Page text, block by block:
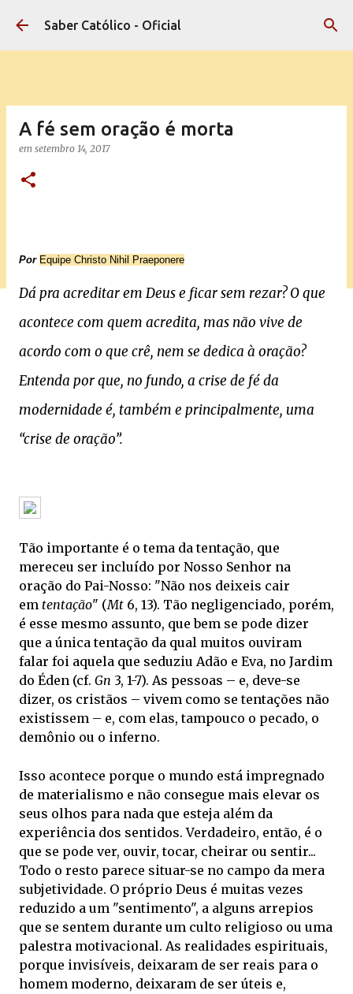
Pular para o conteúdo principal
Saber Católico - Oficial
A fé sem oração é morta
em setembro 14, 2017
Por Equipe Christo Nihil Praeponere
Dá pra acreditar em Deus e ficar sem rezar? O que
acontece com quem acredita, mas não vive de
acordo com o que crê, nem se dedica à oração?
Entenda por que, no fundo, a crise de fé da
modernidade é, também e principalmente, uma
“crise de oração”.
Tão importante é o tema da tentação, que
mereceu ser incluído por Nosso Senhor na
oração do Pai-Nosso: "Não nos deixeis cair
em tentação" (Mt 6, 13). Tão negligenciado, porém,
é esse mesmo assunto, que bem se pode dizer
que a única tentação da qual muitos ouviram
falar foi aquela que seduziu Adão e Eva, no Jardim
do Éden (cf. Gn 3, 1-7). As pessoas – e, deve-se
dizer, os cristãos – vivem como se tentações não
existissem – e, com elas, tampouco o pecado, o
demônio ou o inferno.
Isso acontece porque o mundo está impregnado
de materialismo e não consegue mais elevar os
seus olhos para nada que esteja além da
experiência dos sentidos. Verdadeiro, então, é o
que se pode ver, ouvir, tocar, cheirar ou sentir...
Todo o resto parece situar-se no campo da mera
subjetividade. O próprio Deus é muitas vezes
reduzido a um "sentimento", a alguns arrepios
que se sentem durante um culto religioso ou uma
palestra motivacional. As realidades espirituais,
porque invisíveis, deixaram de ser reais para o
homem moderno, deixaram de ser úteis e,